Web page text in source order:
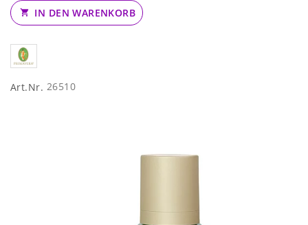
 IN DEN WARENKORB
Art.Nr. 26510